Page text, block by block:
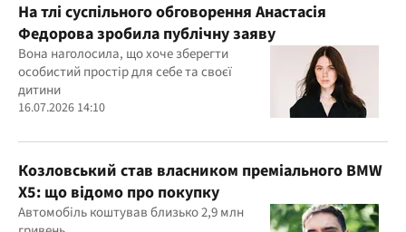
На тлі суспільного обговорення Анастасія
Федорова зробила публічну заяву
Вона наголосила, що хоче зберегти
особистий простір для себе та своєї
дитини
16.07.2026 14:10
Козловський став власником преміального BMW
X5: що відомо про покупку
Автомобіль коштував близько 2,9 млн